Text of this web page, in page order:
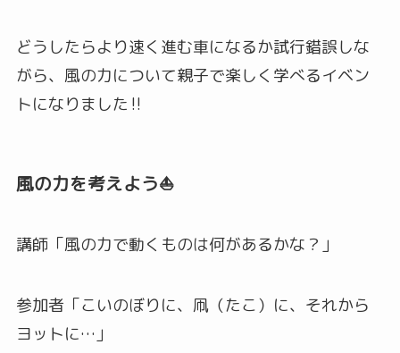
どうしたらより速く進む車になるか試行錯誤しな
がら、 風の力について親子で楽しく学べるイベン
トになりました‼
風の力を考えよう⛵
講師「風の力で動くものは何があるかな？」
参加者「こいのぼりに、凧（たこ）に、それから
ヨットに…」